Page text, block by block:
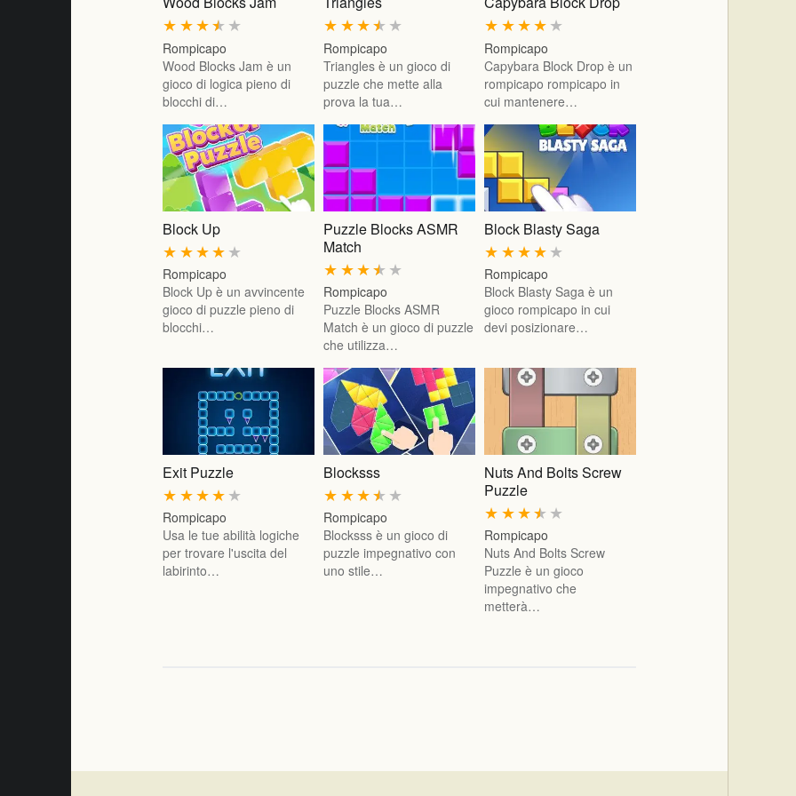
★
★
★
★
★
Rompicapo
Wood Blocks Jam è un
gioco di logica pieno di
blocchi di…
★
★
★
★
★
Rompicapo
Triangles è un gioco di
puzzle che mette alla
prova la tua…
★
★
★
★
★
Rompicapo
Capybara Block Drop è un
rompicapo rompicapo in
cui mantenere…
Block Up
★
★
★
★
★
Rompicapo
Block Up è un avvincente
gioco di puzzle pieno di
blocchi…
Puzzle Blocks ASMR
Match
★
★
★
★
★
Rompicapo
Puzzle Blocks ASMR
Match è un gioco di puzzle
che utilizza…
Block Blasty Saga
★
★
★
★
★
Rompicapo
Block Blasty Saga è un
gioco rompicapo in cui
devi posizionare…
Exit Puzzle
★
★
★
★
★
Rompicapo
Usa le tue abilità logiche
per trovare l'uscita del
labirinto…
Blocksss
★
★
★
★
★
Rompicapo
Blocksss è un gioco di
puzzle impegnativo con
uno stile…
Nuts And Bolts Screw
Puzzle
★
★
★
★
★
Rompicapo
Nuts And Bolts Screw
Puzzle è un gioco
impegnativo che
metterà…